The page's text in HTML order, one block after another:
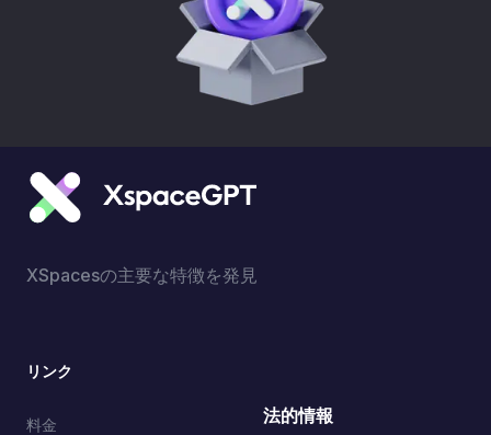
XSpacesの主要な特徴を発見
リンク
料金 法的情報